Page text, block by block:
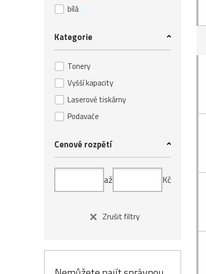
bílá
Kategorie
Tonery
Vyšší kapacity
Laserové tiskárny
Podavače
Cenové rozpětí
až Kč
Zrušit filtry